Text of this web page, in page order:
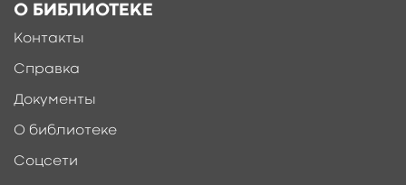
О БИБЛИОТЕКЕ
Контакты
Справка
Документы
О библиотеке
Соцсети